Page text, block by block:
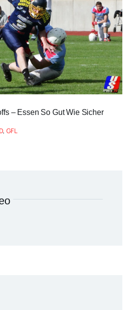
– Essen So Gut Wie Sicher
, GFL